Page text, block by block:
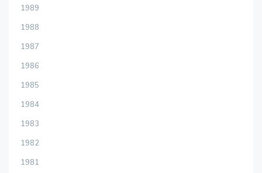
1989
1988
1987
1986
1985
1984
1983
1982
1981